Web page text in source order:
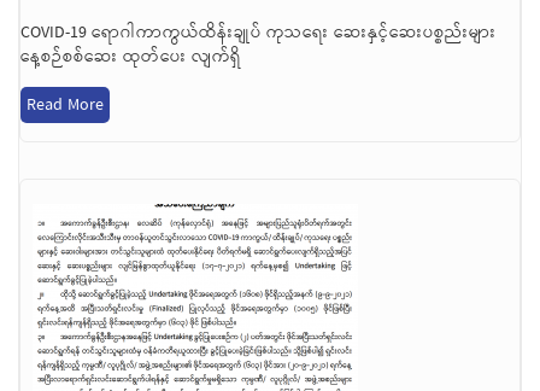
COVID-19 ရောဂါကာကွယ်ထိန်းချုပ် ကုသရေး ဆေးနှင့်ဆေးပစ္စည်းများ
နေ့စဉ်စစ်ဆေး ထုတ်ပေး လျက်ရှိ
Read More